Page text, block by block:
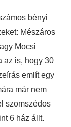
bényi
Mészáros
Mocsi
az is, hogy 30
említ egy
már nem
szomszédos
6 ház állt.